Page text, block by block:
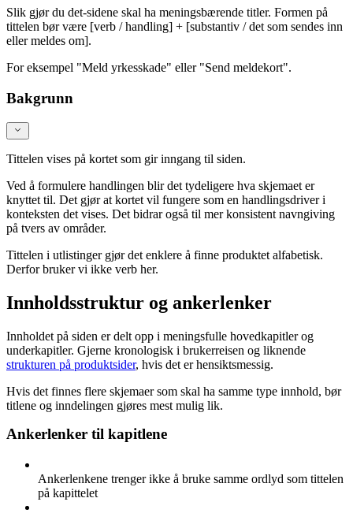
Slik gjør du det-sidene skal ha meningsbærende titler. Formen på
tittelen bør være [verb / handling] + [substantiv / det som sendes inn
eller meldes om].
For eksempel "Meld yrkesskade" eller "Send meldekort".
Bakgrunn
Tittelen vises på kortet som gir inngang til siden.
Ved å formulere handlingen blir det tydeligere hva skjemaet er
knyttet til. Det gjør at kortet vil fungere som en handlingsdriver i
konteksten det vises. Det bidrar også til mer konsistent navngiving
på tvers av områder.
Tittelen i utlistinger gjør det enklere å finne produktet alfabetisk.
Derfor bruker vi ikke verb her.
Innholdsstruktur og ankerlenker
Innholdet på siden er delt opp i meningsfulle hovedkapitler og
underkapitler. Gjerne kronologisk i brukerreisen og liknende
strukturen på produktsider, hvis det er hensiktsmessig.
Hvis det finnes flere skjemaer som skal ha samme type innhold, bør
titlene og inndelingen gjøres mest mulig lik.
Ankerlenker til kapitlene
Ankerlenkene trenger ikke å bruke samme ordlyd som tittelen
på kapittelet